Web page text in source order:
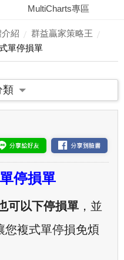
MultiCharts專區
紹
群益贏家策略王
單停損單
類
停損單
可以下停損單 ，並
您複式單停損免煩